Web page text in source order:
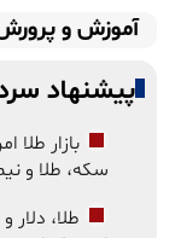
آموزش و
پیشنهاد
بازار
سکه، طلا و
طلا، دلار